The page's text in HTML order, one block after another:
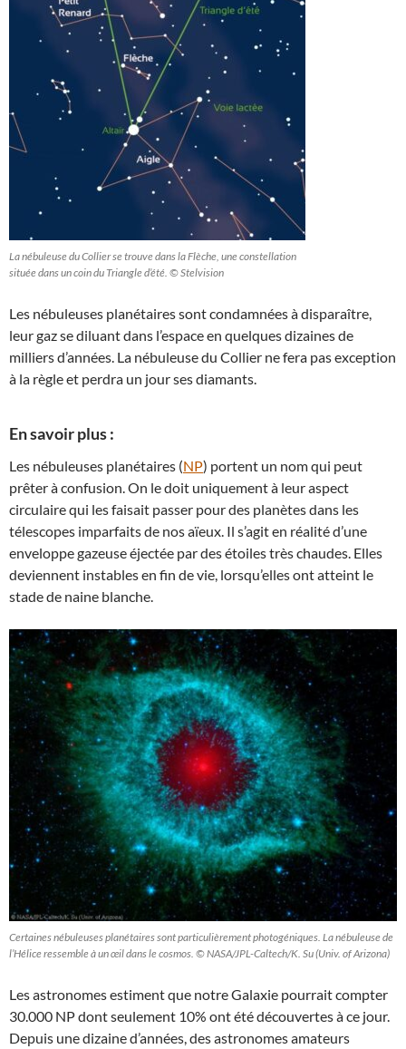
La nébuleuse du Collier se trouve dans la Flèche, une constellation
située dans un coin du Triangle d’été. © Stelvision
Les nébuleuses planétaires sont condamnées à disparaître,
leur gaz se diluant dans l’espace en quelques dizaines de
milliers d’années. La nébuleuse du Collier ne fera pas exception
à la règle et perdra un jour ses diamants.
En savoir plus :
Les nébuleuses planétaires (NP) portent un nom qui peut
prêter à confusion. On le doit uniquement à leur aspect
circulaire qui les faisait passer pour des planètes dans les
télescopes imparfaits de nos aïeux. Il s’agit en réalité d’une
enveloppe gazeuse éjectée par des étoiles très chaudes. Elles
deviennent instables en fin de vie, lorsqu’elles ont atteint le
stade de naine blanche.
Certaines nébuleuses planétaires sont particulièrement photogéniques. La nébuleuse de
l’Hélice ressemble à un œil dans le cosmos. © NASA/JPL-Caltech/K. Su (Univ. of Arizona)
Les astronomes estiment que notre Galaxie pourrait compter
30.000 NP dont seulement 10% ont été découvertes à ce jour.
Depuis une dizaine d’années, des astronomes amateurs